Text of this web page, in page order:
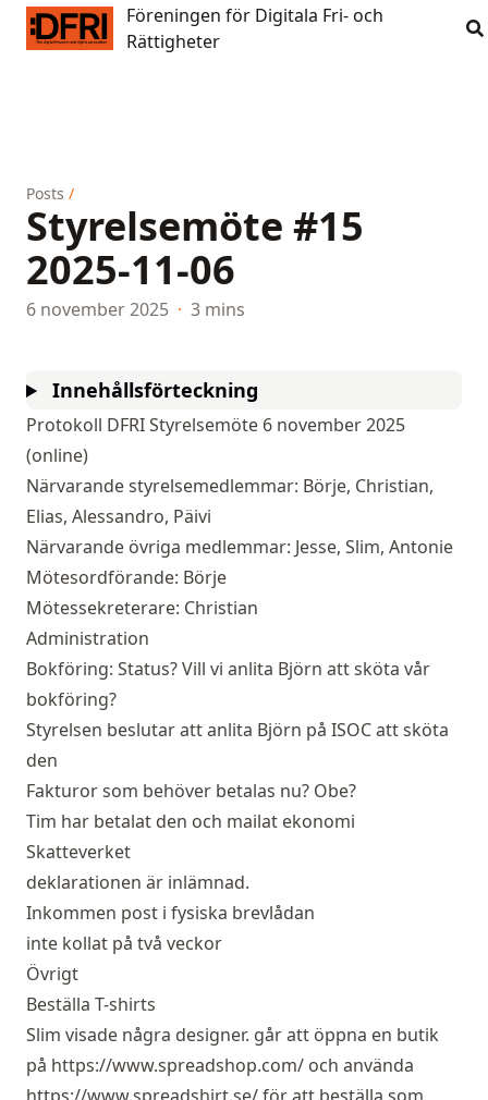
Föreningen för Digitala Fri- och Rättigheter
Föreningen för Digitala Fri- och
Rättigheter
Posts /
Styrelsemöte #15
2025-11-06
6 november 2025 · 3 mins
Innehållsförteckning
Protokoll DFRI Styrelsemöte 6 november 2025
(online)
Närvarande styrelsemedlemmar: Börje, Christian,
Elias, Alessandro, Päivi
Närvarande övriga medlemmar: Jesse, Slim, Antonie
Mötesordförande: Börje
Mötessekreterare: Christian
Administration
Bokföring: Status? Vill vi anlita Björn att sköta vår
bokföring?
Styrelsen beslutar att anlita Björn på ISOC att sköta
den
Fakturor som behöver betalas nu? Obe?
Tim har betalat den och mailat ekonomi
Skatteverket
deklarationen är inlämnad.
Inkommen post i fysiska brevlådan
inte kollat på två veckor
Övrigt
Beställa T-shirts
Slim visade några designer. går att öppna en butik
på https://www.spreadshop.com/ och använda